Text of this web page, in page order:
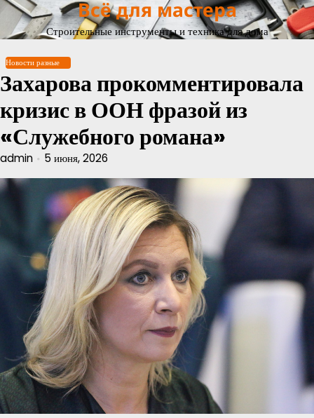
Перейти
содержимому
Всё для мастера
Строительные инструменты и техника для дома
Новости разные
Захарова прокомментировала
кризис в ООН фразой из
«Служебного романа»
admin 5 июня, 2026